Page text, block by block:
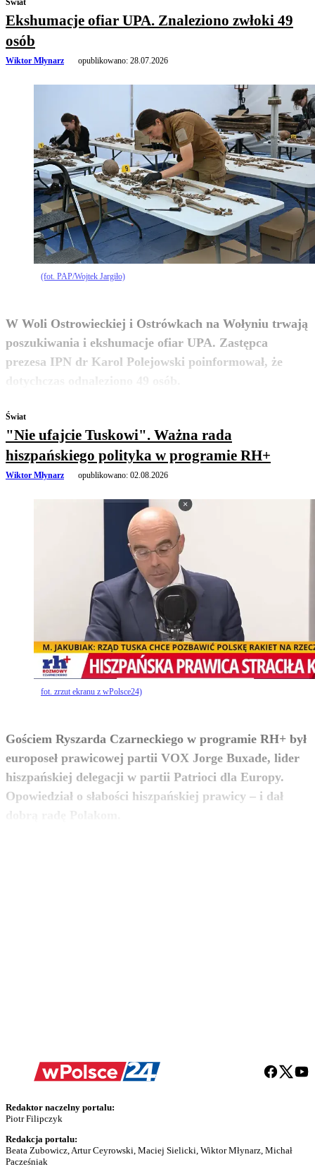
Świat
Ekshumacje ofiar UPA. Znaleziono zwłoki 49
osób
Wiktor Młynarz opublikowano: 28.07.2026
(fot. PAP/Wojtek Jargiło)
W Woli Ostrowieckiej i Ostrówkach na Wołyniu trwają
poszukiwania i ekshumacje ofiar UPA. Zastępca
prezesa IPN dr Karol Polejowski poinformował, że
dotychczas odnaleziono 49 osób.
zobacz więcej
Świat
"Nie ufajcie Tuskowi". Ważna rada
hiszpańskiego polityka w programie RH+
Wiktor Młynarz opublikowano: 02.08.2026
fot. zrzut ekranu z wPolsce24)
Gościem Ryszarda Czarneckiego w programie RH+ był
europoseł prawicowej partii VOX Jorge Buxade, lider
hiszpańskiej delegacji w partii Patrioci dla Europy.
Opowiedział o słabości hiszpańskiej prawicy – i dał
zobacz więcej
Redaktor naczelny portalu:
Piotr Filipczyk
Redakcja portalu:
Beata Zubowicz, Artur Ceyrowski, Maciej Sielicki, Wiktor Młynarz, Michał
Pacześniak